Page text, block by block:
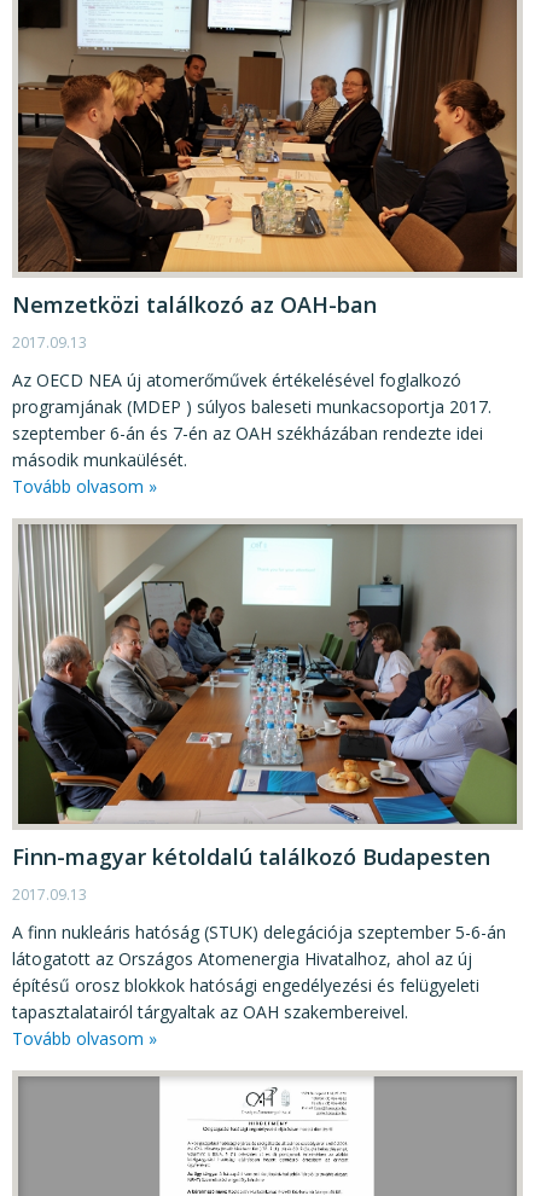
Nemzetközi találkozó az OAH-ban
2017.09.13
Az OECD NEA új atomerőművek értékelésével foglalkozó
programjának (MDEP ) súlyos baleseti munkacsoportja 2017.
szeptember 6-án és 7-én az OAH székházában rendezte idei
második munkaülését.
Tovább olvasom »
Finn-magyar kétoldalú találkozó Budapesten
2017.09.13
A finn nukleáris hatóság (STUK) delegációja szeptember 5-6-án
látogatott az Országos Atomenergia Hivatalhoz, ahol az új
építésű orosz blokkok hatósági engedélyezési és felügyeleti
tapasztalatairól tárgyaltak az OAH szakembereivel.
Tovább olvasom »